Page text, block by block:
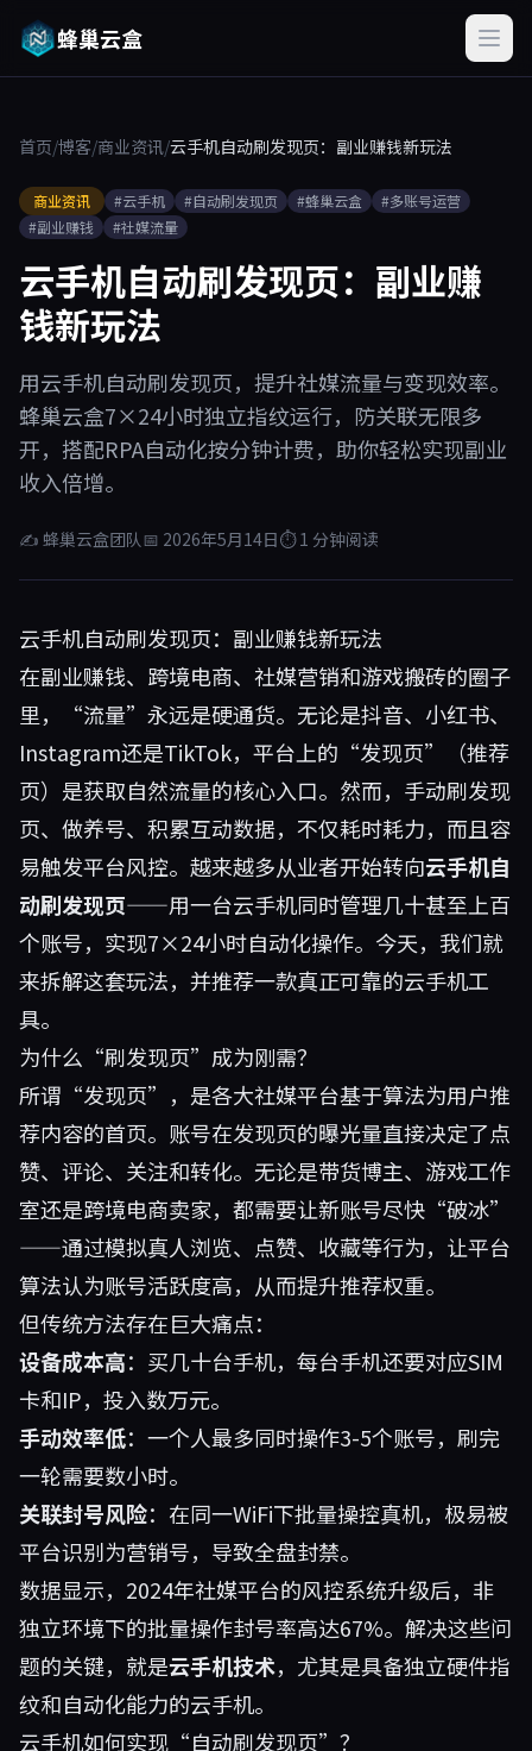
蜂巢云盒
首页/博客/商业资讯/云手机自动刷发现页：副业赚钱新玩法
商业资讯 #云手机 #自动刷发现页 #蜂巢云盒
#多账号运营
#副业赚钱
#社媒流量
云手机自动刷发现页：副业赚
钱新玩法
用云手机自动刷发现页，提升社媒流量与变现效率。
蜂巢云盒7×24小时独立指纹运行，防关联无限多
开，搭配RPA自动化按分钟计费，助你轻松实现副业
收入倍增。
✍ 蜂巢云盒团队📅 2026年5月14日⏱ 1 分钟阅读
云手机自动刷发现页：副业赚钱新玩法
在副业赚钱、跨境电商、社媒营销和游戏搬砖的圈子
里，“流量”永远是硬通货。无论是抖音、小红书、
Instagram还是TikTok，平台上的“发现页”（推荐
页）是获取自然流量的核心入口。然而，手动刷发现
页、做养号、积累互动数据，不仅耗时耗力，而且容
易触发平台风控。越来越多从业者开始转向云手机自
动刷发现页——用一台云手机同时管理几十甚至上百
个账号，实现7×24小时自动化操作。今天，我们就
来拆解这套玩法，并推荐一款真正可靠的云手机工
具。
为什么“刷发现页”成为刚需？
所谓“发现页”，是各大社媒平台基于算法为用户推
荐内容的首页。账号在发现页的曝光量直接决定了点
赞、评论、关注和转化。无论是带货博主、游戏工作
室还是跨境电商卖家，都需要让新账号尽快“破冰”
——通过模拟真人浏览、点赞、收藏等行为，让平台
算法认为账号活跃度高，从而提升推荐权重。
但传统方法存在巨大痛点：
设备成本高：买几十台手机，每台手机还要对应SIM
卡和IP，投入数万元。
手动效率低：一个人最多同时操作3-5个账号，刷完
一轮需要数小时。
关联封号风险：在同一WiFi下批量操控真机，极易被
平台识别为营销号，导致全盘封禁。
数据显示，2024年社媒平台的风控系统升级后，非
独立环境下的批量操作封号率高达67%。解决这些问
题的关键，就是云手机技术，尤其是具备独立硬件指
纹和自动化能力的云手机。
云手机如何实现“自动刷发现页”？